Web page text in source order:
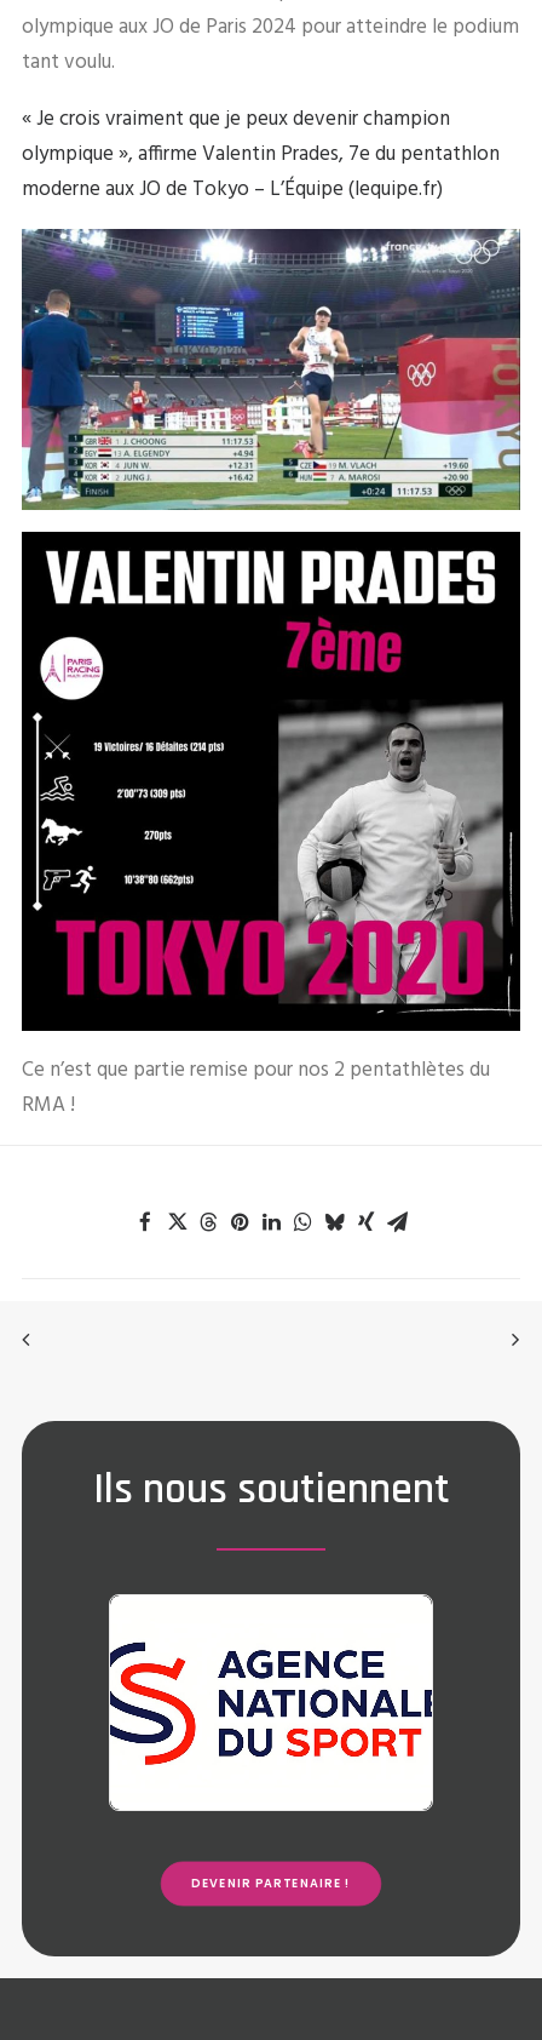
olympique aux JO de Paris 2024 pour atteindre le podium
tant voulu.
« Je crois vraiment que je peux devenir champion
olympique », affirme Valentin Prades, 7e du pentathlon
moderne aux JO de Tokyo – L’Équipe (lequipe.fr)
Ce n’est que partie remise pour nos 2 pentathlètes du
RMA !
Ils nous soutiennent
DEVENIR PARTENAIRE !